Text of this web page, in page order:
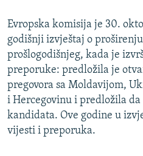
MOJA EVROPA
TRI DECENIJE OD RATA U BIH
SVE KARTE DEJTONA
NASTANAK I RASPAD JUGOSLAVIJE
Evropska komisija je 30.
godišnji izvještaj o
prošlogodišnjeg, kada je
preporuke: predložila je
pregovora sa Moldavijom,
i Hercegovinu i predložila
kandidata. Ove godine u
vijesti i preporuka.